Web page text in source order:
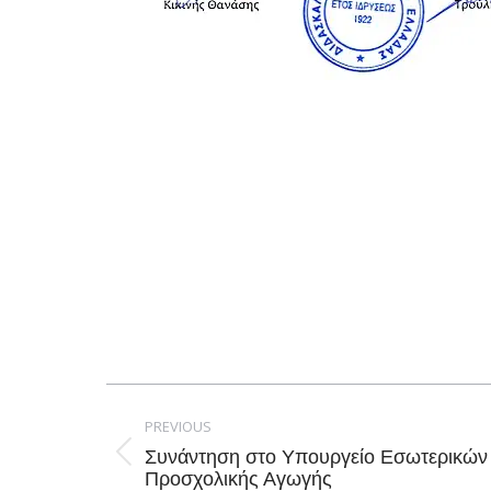
navigation
PREVIOUS
Previous
Συνάντηση στο Υπουργείο Εσωτερικών
Προσχολικής Αγωγής